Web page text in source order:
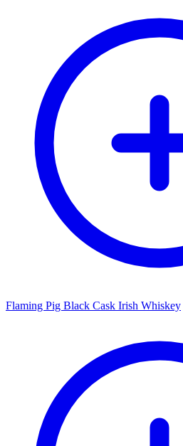
Flaming Pig Black Cask Irish Whiskey